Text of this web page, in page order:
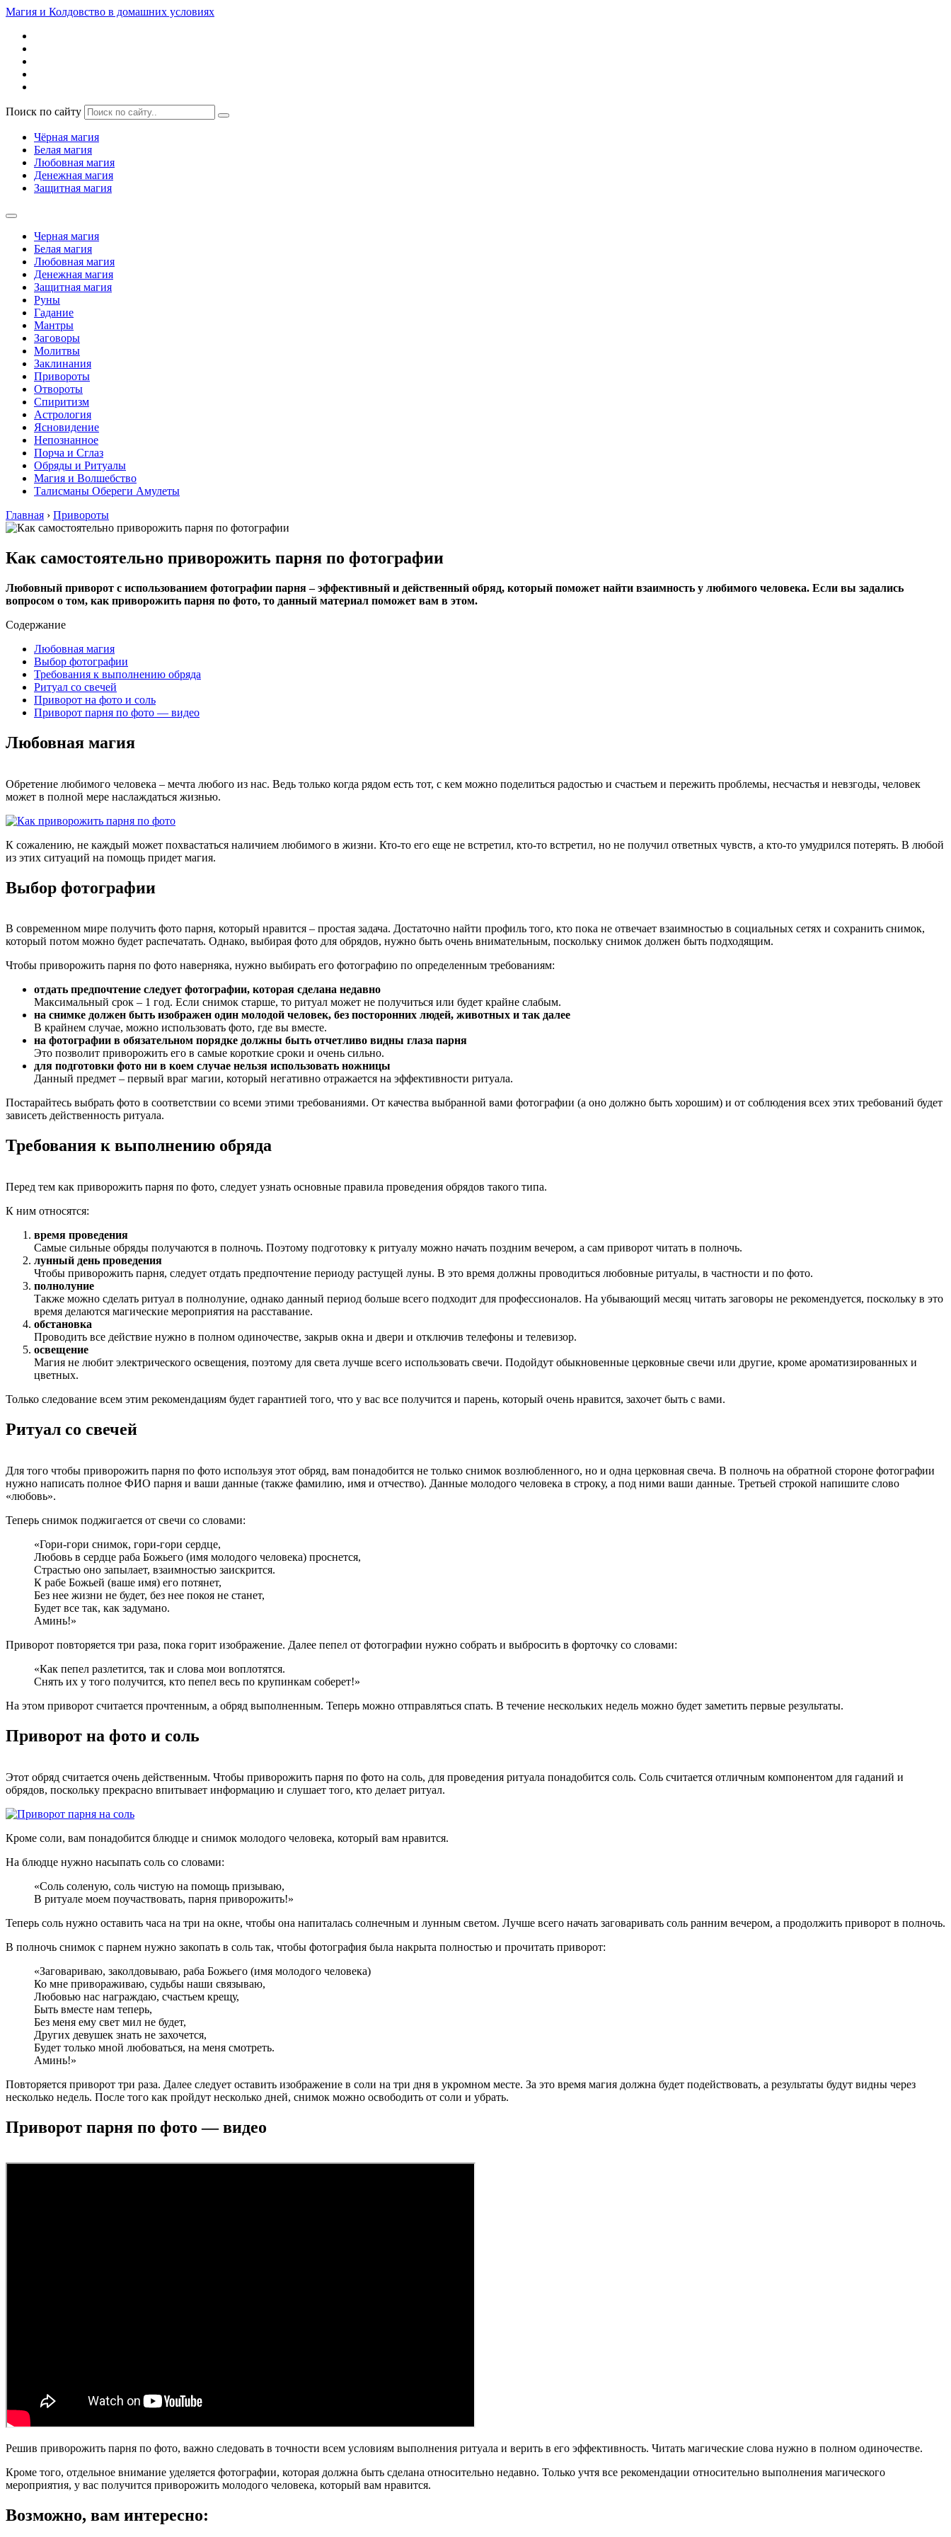
Магия и Колдовство в домашних условиях
Поиск по сайту
Чёрная магия
Белая магия
Любовная магия
Денежная магия
Защитная магия
Черная магия
Белая магия
Любовная магия
Денежная магия
Защитная магия
Руны
Гадание
Мантры
Заговоры
Молитвы
Заклинания
Привороты
Отвороты
Спиритизм
Астрология
Ясновидение
Непознанное
Порча и Сглаз
Обряды и Ритуалы
Магия и Волшебство
Талисманы Обереги Амулеты
Главная › Привороты
Как самостоятельно приворожить парня по фотографии
Любовный приворот с использованием фотографии парня – эффективный и действенный обряд, который поможет найти взаимность у любимого человека. Если вы задались
вопросом о том, как приворожить парня по фото, то данный материал поможет вам в этом.
Содержание
Любовная магия
Выбор фотографии
Требования к выполнению обряда
Ритуал со свечей
Приворот на фото и соль
Приворот парня по фото — видео
Любовная магия
Обретение любимого человека – мечта любого из нас. Ведь только когда рядом есть тот, с кем можно поделиться радостью и счастьем и пережить проблемы, несчастья и невзгоды, человек
может в полной мере наслаждаться жизнью.
К сожалению, не каждый может похвастаться наличием любимого в жизни. Кто-то его еще не встретил, кто-то встретил, но не получил ответных чувств, а кто-то умудрился потерять. В любой
из этих ситуаций на помощь придет магия.
Выбор фотографии
В современном мире получить фото парня, который нравится – простая задача. Достаточно найти профиль того, кто пока не отвечает взаимностью в социальных сетях и сохранить снимок,
который потом можно будет распечатать. Однако, выбирая фото для обрядов, нужно быть очень внимательным, поскольку снимок должен быть подходящим.
Чтобы приворожить парня по фото наверняка, нужно выбирать его фотографию по определенным требованиям:
отдать предпочтение следует фотографии, которая сделана недавно
Максимальный срок – 1 год. Если снимок старше, то ритуал может не получиться или будет крайне слабым.
на снимке должен быть изображен один молодой человек, без посторонних людей, животных и так далее
В крайнем случае, можно использовать фото, где вы вместе.
на фотографии в обязательном порядке должны быть отчетливо видны глаза парня
Это позволит приворожить его в самые короткие сроки и очень сильно.
для подготовки фото ни в коем случае нельзя использовать ножницы
Данный предмет – первый враг магии, который негативно отражается на эффективности ритуала.
Постарайтесь выбрать фото в соответствии со всеми этими требованиями. От качества выбранной вами фотографии (а оно должно быть хорошим) и от соблюдения всех этих требований будет
зависеть действенность ритуала.
Требования к выполнению обряда
Перед тем как приворожить парня по фото, следует узнать основные правила проведения обрядов такого типа.
К ним относятся:
время проведения
Самые сильные обряды получаются в полночь. Поэтому подготовку к ритуалу можно начать поздним вечером, а сам приворот читать в полночь.
лунный день проведения
Чтобы приворожить парня, следует отдать предпочтение периоду растущей луны. В это время должны проводиться любовные ритуалы, в частности и по фото.
полнолуние
Также можно сделать ритуал в полнолуние, однако данный период больше всего подходит для профессионалов. На убывающий месяц читать заговоры не рекомендуется, поскольку в это
время делаются магические мероприятия на расставание.
обстановка
Проводить все действие нужно в полном одиночестве, закрыв окна и двери и отключив телефоны и телевизор.
освещение
Магия не любит электрического освещения, поэтому для света лучше всего использовать свечи. Подойдут обыкновенные церковные свечи или другие, кроме ароматизированных и
цветных.
Только следование всем этим рекомендациям будет гарантией того, что у вас все получится и парень, который очень нравится, захочет быть с вами.
Ритуал со свечей
Для того чтобы приворожить парня по фото используя этот обряд, вам понадобится не только снимок возлюбленного, но и одна церковная свеча. В полночь на обратной стороне фотографии
нужно написать полное ФИО парня и ваши данные (также фамилию, имя и отчество). Данные молодого человека в строку, а под ними ваши данные. Третьей строкой напишите слово
«любовь».
Теперь снимок поджигается от свечи со словами:
«Гори-гори снимок, гори-гори сердце,
Любовь в сердце раба Божьего (имя молодого человека) проснется,
Страстью оно запылает, взаимностью заискрится.
К рабе Божьей (ваше имя) его потянет,
Без нее жизни не будет, без нее покоя не станет,
Будет все так, как задумано.
Аминь!»
Приворот повторяется три раза, пока горит изображение. Далее пепел от фотографии нужно собрать и выбросить в форточку со словами:
«Как пепел разлетится, так и слова мои воплотятся.
Снять их у того получится, кто пепел весь по крупинкам соберет!»
На этом приворот считается прочтенным, а обряд выполненным. Теперь можно отправляться спать. В течение нескольких недель можно будет заметить первые результаты.
Приворот на фото и соль
Этот обряд считается очень действенным. Чтобы приворожить парня по фото на соль, для проведения ритуала понадобится соль. Соль считается отличным компонентом для гаданий и
обрядов, поскольку прекрасно впитывает информацию и слушает того, кто делает ритуал.
Кроме соли, вам понадобится блюдце и снимок молодого человека, который вам нравится.
На блюдце нужно насыпать соль со словами:
«Соль соленую, соль чистую на помощь призываю,
В ритуале моем поучаствовать, парня приворожить!»
Теперь соль нужно оставить часа на три на окне, чтобы она напиталась солнечным и лунным светом. Лучше всего начать заговаривать соль ранним вечером, а продолжить приворот в полночь.
В полночь снимок с парнем нужно закопать в соль так, чтобы фотография была накрыта полностью и прочитать приворот:
«Заговариваю, заколдовываю, раба Божьего (имя молодого человека)
Ко мне привораживаю, судьбы наши связываю,
Любовью нас награждаю, счастьем крещу,
Быть вместе нам теперь,
Без меня ему свет мил не будет,
Других девушек знать не захочется,
Будет только мной любоваться, на меня смотреть.
Аминь!»
Повторяется приворот три раза. Далее следует оставить изображение в соли на три дня в укромном месте. За это время магия должна будет подействовать, а результаты будут видны через
несколько недель. После того как пройдут несколько дней, снимок можно освободить от соли и убрать.
Приворот парня по фото — видео
Решив приворожить парня по фото, важно следовать в точности всем условиям выполнения ритуала и верить в его эффективность. Читать магические слова нужно в полном одиночестве.
Кроме того, отдельное внимание уделяется фотографии, которая должна быть сделана относительно недавно. Только учтя все рекомендации относительно выполнения магического
мероприятия, у вас получится приворожить молодого человека, который вам нравится.
Возможно, вам интересно: